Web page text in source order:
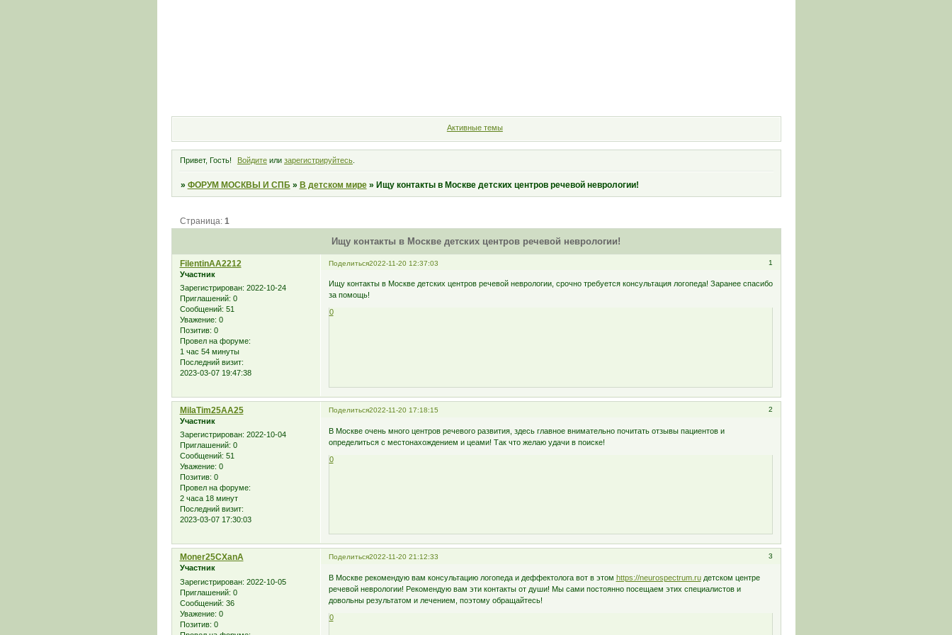
Активные темы
Привет, Гость! Войдите или зарегистрируйтесь.
» ФОРУМ МОСКВЫ И СПБ » В детском мире » Ищу контакты в Москве детских центров речевой неврологии!
Ищу контакты в Москве детских центров речевой неврологии!
Страница: 1
Поделиться 1
2022-11-20 12:37:03
FilentinАА2212
Участник
Зарегистрирован: 2022-10-24
Приглашений: 0
Сообщений: 51
Уважение: 0
Позитив: 0
Провел на форуме:
1 час 54 минуты
Последний визит:
2023-03-07 19:47:38
Ищу контакты в Москве детских центров речевой неврологии, срочно требуется консультация логопеда! Заранее спасибо
за помощь!
0
Поделиться 2
2022-11-20 17:18:15
MilaTim25АА25
Участник
Зарегистрирован: 2022-10-04
Приглашений: 0
Сообщений: 51
Уважение: 0
Позитив: 0
Провел на форуме:
2 часа 18 минут
Последний визит:
2023-03-07 17:30:03
В Москве очень много центров речевого развития, здесь главное внимательно почитать отзывы пациентов и
определиться с местонахождением и цеами! Так что желаю удачи в поиске!
0
Поделиться 3
2022-11-20 21:12:33
Moner25CXanА
Участник
Зарегистрирован: 2022-10-05
Приглашений: 0
Сообщений: 36
Уважение: 0
Позитив: 0
В Москве рекомендую вам консультацию логопеда и деффектолога вот в этом https://neurospectrum.ruдетском центре
речевой неврологии! Рекомендую вам эти контакты от души! Мы сами постоянно посещаем этих специалистов и
довольны результатом и лечением, поэтому обращайтесь!
0